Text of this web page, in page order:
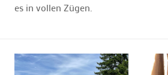
es in vollen Zügen.